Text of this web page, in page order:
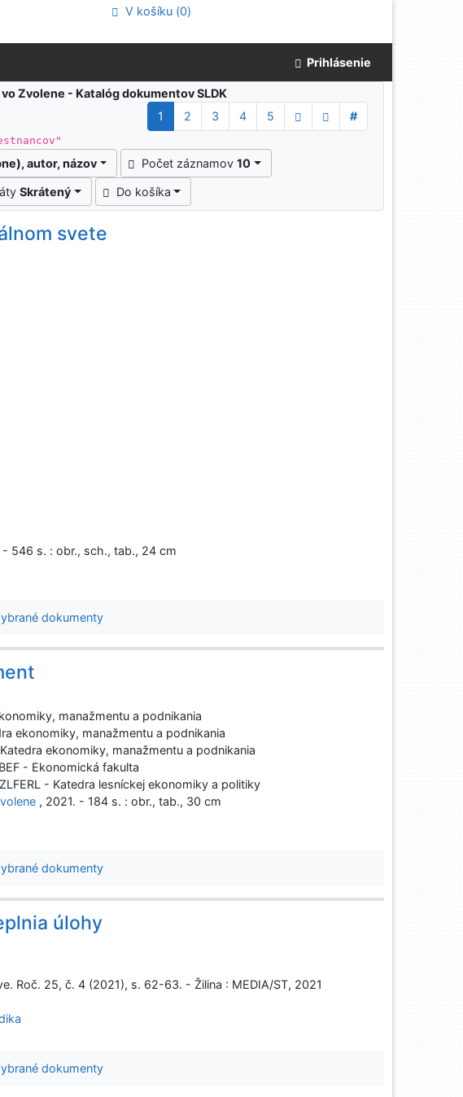
V košíku (0)
Prihlásenie
Zvolene - Katalóg dokumentov SLDK
1 2 3 4 5
#
autor, názov Počet záznamov10
Skrátený Do košíka
svete
546 s. : obr., sch., tab., 24 cm
dokumenty
manažmentu a podnikania
ekonomiky, manažmentu a podnikania
ekonomiky, manažmentu a podnikania
- Ekonomická fakulta
- Katedra lesníckej ekonomiky a politiky
, 2021. - 184 s. : obr., tab., 30 cm
dokumenty
úlohy
Roč. 25, č. 4 (2021), s. 62-63. - Žilina : MEDIA/ST, 2021
dokumenty